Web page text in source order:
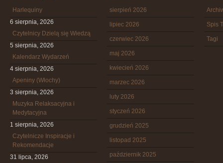
Harlequiny
6 sierpnia, 2026
Czytelnicy Dzielą się Wiedzą
5 sierpnia, 2026
Kalendarz Wydarzeń
4 sierpnia, 2026
Apeniny (Włochy)
3 sierpnia, 2026
Muzyka Relaksacyjna i
Medytacyjna
1 sierpnia, 2026
Czytelnicze Inspiracje i
Rekomendacje
31 lipca, 2026
sierpień 2026
lipiec 2026
czerwiec 2026
maj 2026
kwiecień 2026
marzec 2026
luty 2026
styczeń 2026
grudzień 2025
listopad 2025
październik 2025
Spis
Tagi